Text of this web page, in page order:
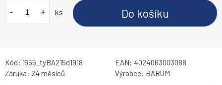
- + ks Do košíku
Kód: i655_tyBA215d1918 EAN: 4024063003088
Záruka: 24 měsíců Výrobce: BARUM